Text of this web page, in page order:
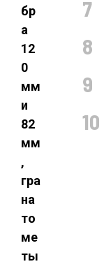
бр
а
12
0
мм
и
82
мм
,
гра
на
то
ме
ты